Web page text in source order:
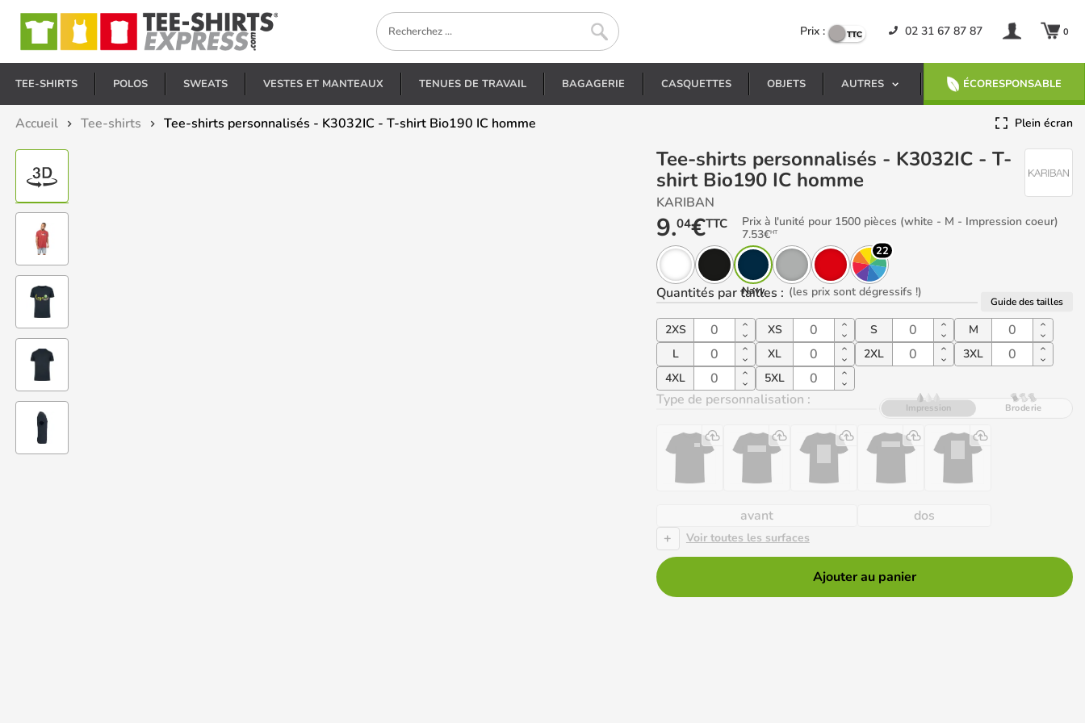
Prix : 02 31 67 87 87 0
TEE-SHIRTS POLOS SWEATS VESTES ET MANTEAUX TENUES DE TRAVAIL BAGAGERIE CASQUETTES OBJETS AUTRES ÉCORESPONSABLE
Accueil Tee-shirts Tee-shirts personnalisés - K3032IC - T-shirt Bio190 IC homme Plein écran
Tee-shirts personnalisés - K3032IC - T-
shirt Bio190 IC homme
KARIBAN
9.04€TTC
Prix à l'unité pour 1500 pièces (white - M - Impression coeur)
7.53€HT
Navy
22
Quantités par tailles : (les prix sont dégressifs !)
Guide des tailles
2XS XS S
M
L
XL 2XL
3XL
4XL
5XL
Type de personnalisation : Impression Broderie
avant
dos
+
Voir toutes les surfaces
Ajouter au panier